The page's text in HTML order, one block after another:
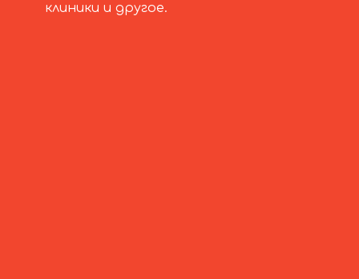
клиники и другое.